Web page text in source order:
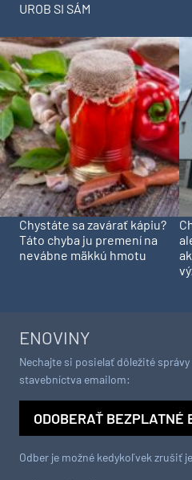
UROB SI SÁM
Chystáte sa zavárať kápiu?
Táto chyba ju premení na
nevábne mäkkú hmotu
ENOVINY
Nechajte si posielať dôležité
stavebníctva emailom:
ODOBERAŤ BEZPLATNÉ
Odber je možné kedykoľvek zrušiť